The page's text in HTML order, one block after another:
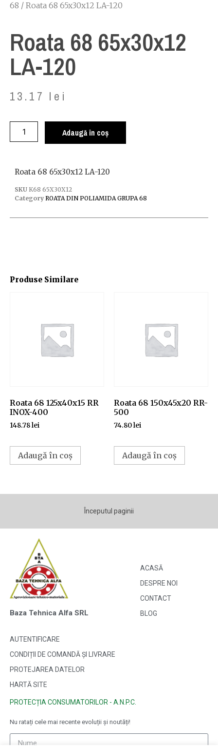
68 / Roata 68 65x30x12 LA-120
Roata 68 65x30x12
LA-120
13.17 lei
Adaugă în coș
Produse Similare
Roata 68 125x40x15 RR
INOX-400
148.78lei
Adaugă în coș
Roata 68 150x45x20 RR-
500
74.80lei
Adaugă în coș
Roata 68 65x30x12 LA-120
SKU K68 65X30X12
Category ROATA DIN POLIAMIDA GRUPA 68
Începutul paginii
Baza Tehnica Alfa SRL
ACASĂ
DESPRE NOI
CONTACT
BLOG
AUTENTIFICARE
CONDIȚII DE COMANDĂ ȘI LIVRARE
PROTEJAREA DATELOR
HARTĂ SITE
PROTECȚIA CONSUMATORILOR - A.N.P.C.
Nu ratați cele mai recente evoluții și noutăți!